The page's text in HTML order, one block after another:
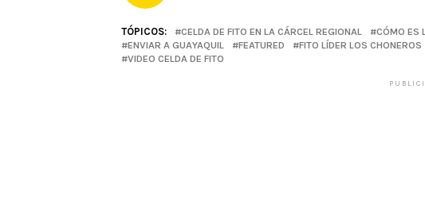
TÓPICOS: CELDA DE FITO EN LA CÁRCEL REGIONAL CÓMO ES
ENVIAR A GUAYAQUIL
FEATURED FITO LÍDER LOS CHONEROS
VIDEO CELDA DE FITO